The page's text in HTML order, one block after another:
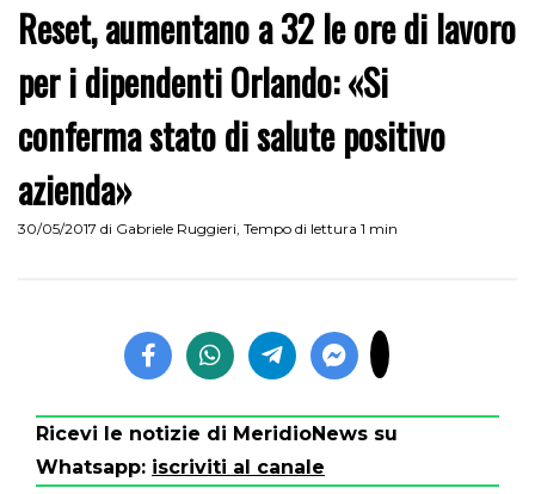
Reset, aumentano a 32 le ore di lavoro
per i dipendenti Orlando: «Si
conferma stato di salute positivo
azienda»
30/05/2017 di Gabriele Ruggieri, Tempo di lettura 1 min
Ricevi le notizie di MeridioNews su
Whatsapp: iscriviti al canale